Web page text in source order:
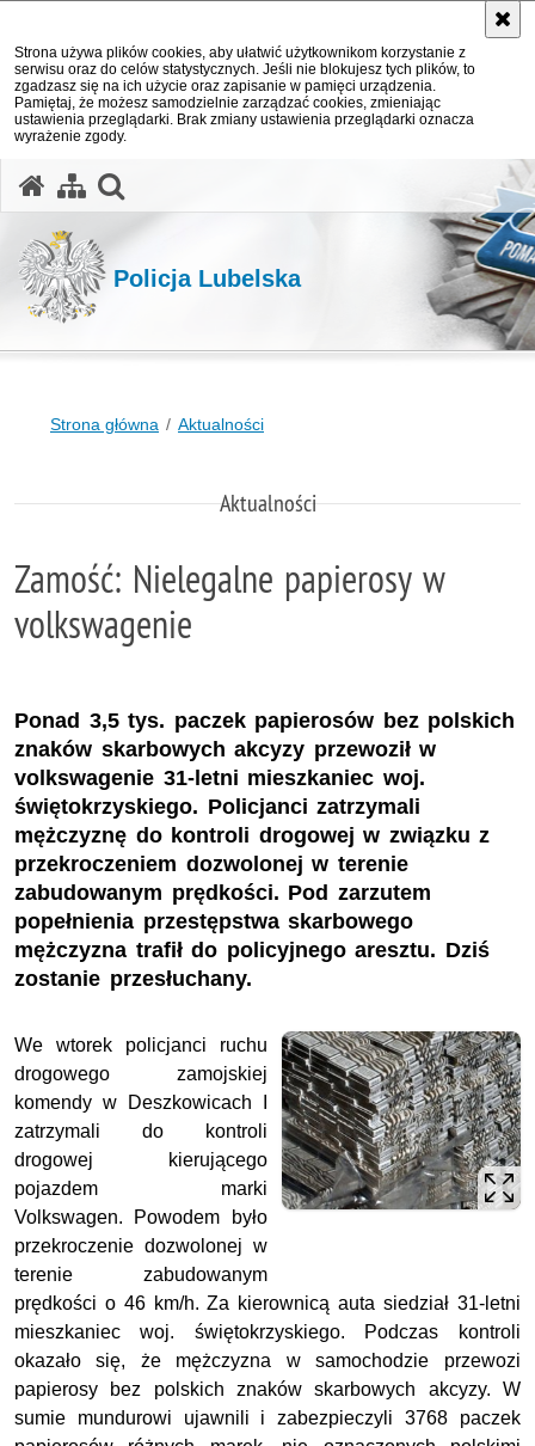
Strona używa plików cookies, aby ułatwić użytkownikom korzystanie z
serwisu oraz do celów statystycznych. Jeśli nie blokujesz tych plików, to
zgadzasz się na ich użycie oraz zapisanie w pamięci urządzenia.
Pamiętaj, że możesz samodzielnie zarządzać cookies, zmieniając
ustawienia przeglądarki. Brak zmiany ustawienia przeglądarki oznacza
wyrażenie zgody.
Policja Lubelska
Strona główna Aktualności
Aktualności
Zamość: Nielegalne papierosy w
volkswagenie
Ponad 3,5 tys. paczek papierosów bez polskich
znaków skarbowych akcyzy przewoził w
volkswagenie 31-letni mieszkaniec woj.
świętokrzyskiego. Policjanci zatrzymali
mężczyznę do kontroli drogowej w związku z
przekroczeniem dozwolonej w terenie
zabudowanym prędkości. Pod zarzutem
popełnienia przestępstwa skarbowego
mężczyzna trafił do policyjnego aresztu. Dziś
zostanie przesłuchany.
We wtorek policjanci ruchu
drogowego zamojskiej
komendy w Deszkowicach I
zatrzymali do kontroli
drogowej kierującego
pojazdem marki
Volkswagen. Powodem było
przekroczenie dozwolonej w
terenie zabudowanym
prędkości o 46 km/h. Za kierownicą auta siedział 31-letni
mieszkaniec woj. świętokrzyskiego. Podczas kontroli
okazało się, że mężczyzna w samochodzie przewozi
papierosy bez polskich znaków skarbowych akcyzy. W
sumie mundurowi ujawnili i zabezpieczyli 3768 paczek